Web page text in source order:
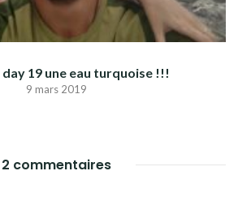
19 une eau turquoise !!!
9 mars 2019
2 commentaires